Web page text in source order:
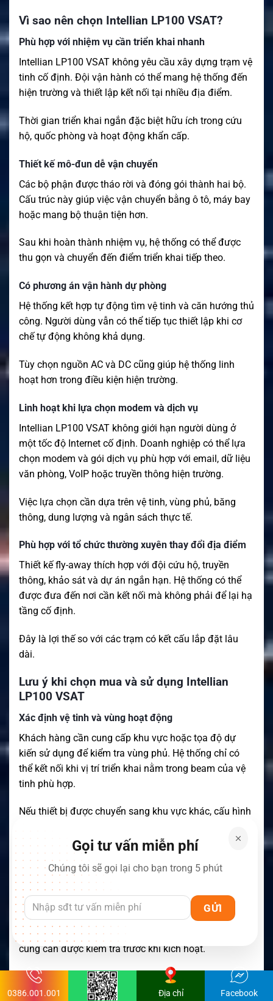
Vì sao nên chọn Intellian LP100 VSAT?
Phù hợp với nhiệm vụ cần triển khai nhanh
Intellian LP100 VSAT không yêu cầu xây dựng trạm vệ
tinh cố định. Đội vận hành có thể mang hệ thống đến
hiện trường và thiết lập kết nối tại nhiều địa điểm.
Thời gian triển khai ngắn đặc biệt hữu ích trong cứu
hộ, quốc phòng và hoạt động khẩn cấp.
Thiết kế mô-đun dễ vận chuyển
Các bộ phận được tháo rời và đóng gói thành hai bộ.
Cấu trúc này giúp việc vận chuyển bằng ô tô, máy bay
hoặc mang bộ thuận tiện hơn.
Sau khi hoàn thành nhiệm vụ, hệ thống có thể được
thu gọn và chuyển đến điểm triển khai tiếp theo.
Có phương án vận hành dự phòng
Hệ thống kết hợp tự động tìm vệ tinh và căn hướng thủ
công. Người dùng vẫn có thể tiếp tục thiết lập khi cơ
chế tự động không khả dụng.
Tùy chọn nguồn AC và DC cũng giúp hệ thống linh
hoạt hơn trong điều kiện hiện trường.
Linh hoạt khi lựa chọn modem và dịch vụ
Intellian LP100 VSAT không giới hạn người dùng ở
một tốc độ Internet cố định. Doanh nghiệp có thể lựa
chọn modem và gói dịch vụ phù hợp với email, dữ liệu
văn phòng, VoIP hoặc truyền thông hiện trường.
Việc lựa chọn cần dựa trên vệ tinh, vùng phủ, băng
thông, dung lượng và ngân sách thực tế.
Phù hợp với tổ chức thường xuyên thay đổi địa điểm
Thiết kế fly-away thích hợp với đội cứu hộ, truyền
thông, khảo sát và dự án ngắn hạn. Hệ thống có thể
được đưa đến nơi cần kết nối mà không phải để lại hạ
tầng cố định.
Đây là lợi thế so với các trạm có kết cấu lắp đặt lâu
dài.
Lưu ý khi chọn mua và sử dụng Intellian
LP100 VSAT
Xác định vệ tinh và vùng hoạt động
Khách hàng cần cung cấp khu vực hoặc tọa độ dự
kiến sử dụng để kiểm tra vùng phủ. Hệ thống chỉ có
thể kết nối khi vị trí triển khai nằm trong beam của vệ
tinh phù hợp.
Nếu thiết bị được chuyển sang khu vực khác, cấu hình
Kiểm tra modem tương thích
Modem không được xác định cố định bởi riêng model
LP100. Người mua cần lựa chọn modem được mạng
vệ tinh và nhà cung cấp chấp nhận.
Phiên bản phần mềm, số serial và cấu hình mạng
cũng cần được kiểm tra trước khi kích hoạt.
Lựa chọn BUC và LNB phù hợp
BUC và LNB phải tương thích với băng Ku và thông số
Gọi tư vấn miễn phí
Chúng tôi sẽ gọi lại cho bạn trong 5 phút
0386.001.001 Địa chỉ Facebook